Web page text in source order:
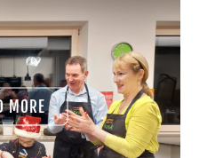
MORE